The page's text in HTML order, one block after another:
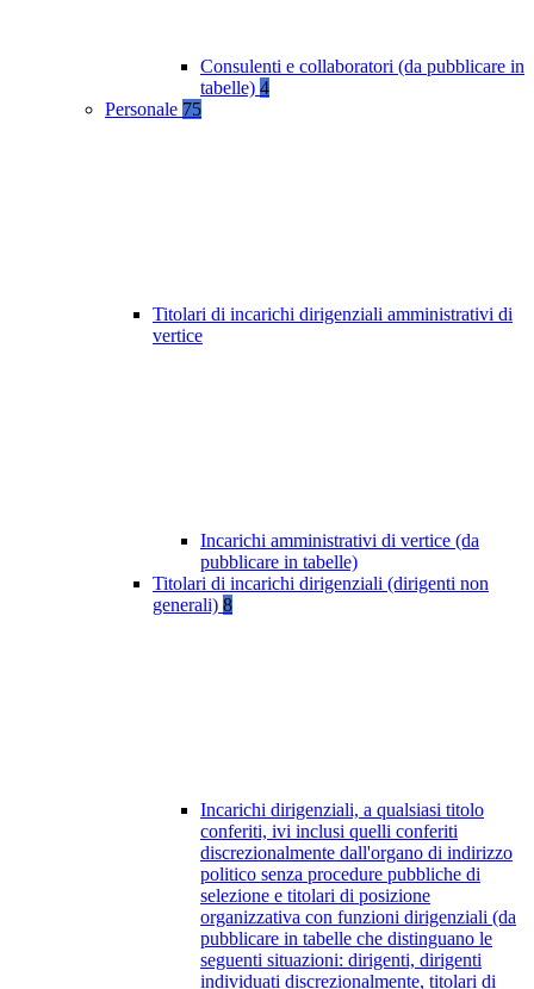
Consulenti e collaboratori (da pubblicare in
tabelle) 4
Personale 75
Titolari di incarichi dirigenziali amministrativi di
vertice
Incarichi amministrativi di vertice (da
pubblicare in tabelle)
Titolari di incarichi dirigenziali (dirigenti non
generali) 8
Incarichi dirigenziali, a qualsiasi titolo
conferiti, ivi inclusi quelli conferiti
discrezionalmente dall'organo di indirizzo
politico senza procedure pubbliche di
selezione e titolari di posizione
organizzativa con funzioni dirigenziali (da
pubblicare in tabelle che distinguano le
seguenti situazioni: dirigenti, dirigenti
individuati discrezionalmente, titolari di